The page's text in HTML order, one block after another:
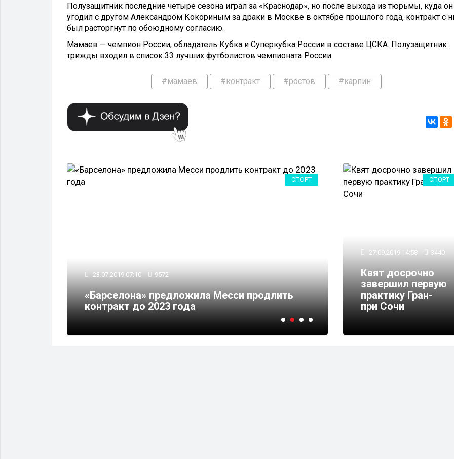
Полузащитник последние четыре сезона играл за «Краснодар», но после выхода из тюрьмы, куда он
угодил с другом Александром Кокориным за драки в Москве в октябре прошлого года, контракт с
был расторгнут по обоюдному согласию.
Мамаев — чемпион России, обладатель Кубка и Суперкубка России в составе ЦСКА. Полузащитник
трижды входил в список 33 лучших футболистов чемпионата России.
#мамаев #контракт #ростов #карпин
СПОРТ
23.07.2019 07:10 9572
«Барселона» предложила Месси продлить
контракт до 2023 года
19.07.2019 13:42 29834
Спартак подписал
СПОРТ
27.09.2019 14:58 3440
Квят досрочно
завершил первую
практику Гран-
при Сочи